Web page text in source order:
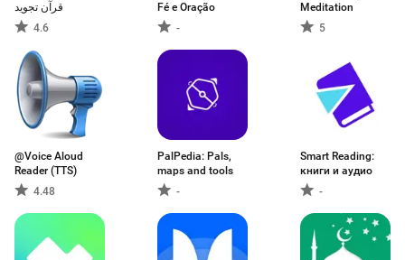
قرآن تجويد
4.6
Fé e Oração
-
Meditation
5
@Voice Aloud
Reader (TTS)
4.48
PalPedia: Pals,
maps and tools
-
Smart Reading:
книги и аудио
-